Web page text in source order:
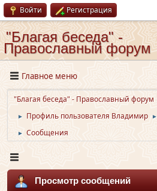
Войти Регистрация
"Благая беседа" -
Православный форум
Главное меню
"Благая беседа" - Православный форум
► Профиль пользователя Владимир ►
► Сообщения
Просмотр сообщений